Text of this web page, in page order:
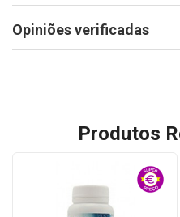
Opiniões verificadas
Produtos